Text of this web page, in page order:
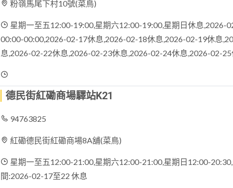
粉嶺馬尾下村10號(菜鳥)
星期一至五12:00-19:00,星期六12:00-19:00,星期日休息,2026-
00:00-00:00,2026-02-17休息,2026-02-18休息,2026-02-19休息
息,2026-02-22休息,2026-02-23休息,2026-02-24休息,2026-02-
德民街紅磡商場驛站K21
94763825
紅磡德民街紅磡商場8A舖(菜鳥)
星期一至五12:00-21:00,星期六12:00-21:00,星期日12:00-
間:2026-02-17至22 休息